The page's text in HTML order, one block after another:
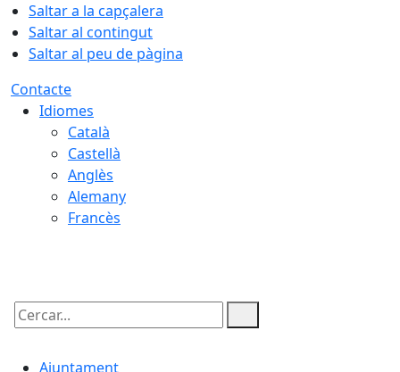
Saltar a la capçalera
Saltar al contingut
Saltar al peu de pàgina
Contacte
Idiomes
Català
Castellà
Anglès
Alemany
Francès
Cercar:
Ajuntament